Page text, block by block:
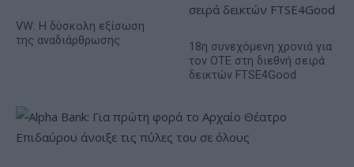
VW: Η δύσκολη εξίσωση
της αναδιάρθρωσης
18η συνεχόμενη χρονιά για
τον ΟΤΕ στη διεθνή σειρά
δεικτών FTSE4Good